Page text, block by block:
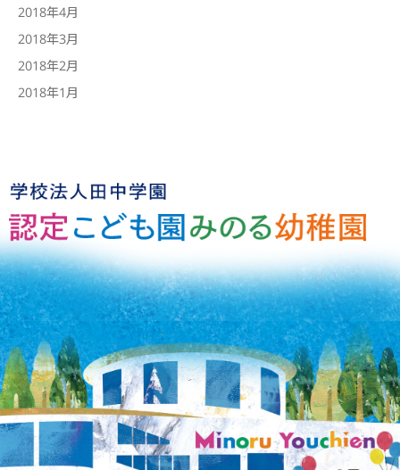
2018年4月
2018年3月
2018年2月
2018年1月